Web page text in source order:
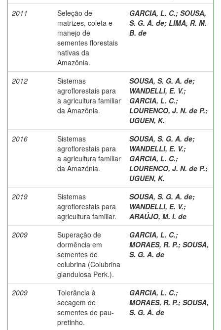
2011
Seleção de
matrizes, coleta e
manejo de
sementes florestais
nativas da
Amazônia.
GARCIA, L. C.; SOUSA,
S. G. A. de; LIMA, R. M.
B. de
2012
Sistemas
agroflorestais para
a agricultura familiar
da Amazônia.
SOUSA, S. G. A. de;
WANDELLI, E. V.;
GARCIA, L. C.;
LOURENCO, J. N. de P.;
UGUEN, K.
2016
Sistemas
agroflorestais para
a agricultura familiar
da Amazônia.
SOUSA, S. G. A. de;
WANDELLI, E. V.;
GARCIA, L. C.;
LOURENCO, J. N. de P.;
UGUEN, K.
2019
Sistemas
agroflorestais para
agricultura familiar.
SOUSA, S. G. A. de;
WANDELLI, E. V.;
ARAÚJO, M. I. de
2009
Superação de
dormência em
sementes de
colubrina (Colubrina
glandulosa Perk.).
GARCIA, L. C.;
MORAES, R. P.; SOUSA,
S. G. A. de
2009
Tolerância à
secagem de
sementes de pau-
pretinho.
GARCIA, L. C.;
MORAES, R. P.; SOUSA,
S. G. A. de